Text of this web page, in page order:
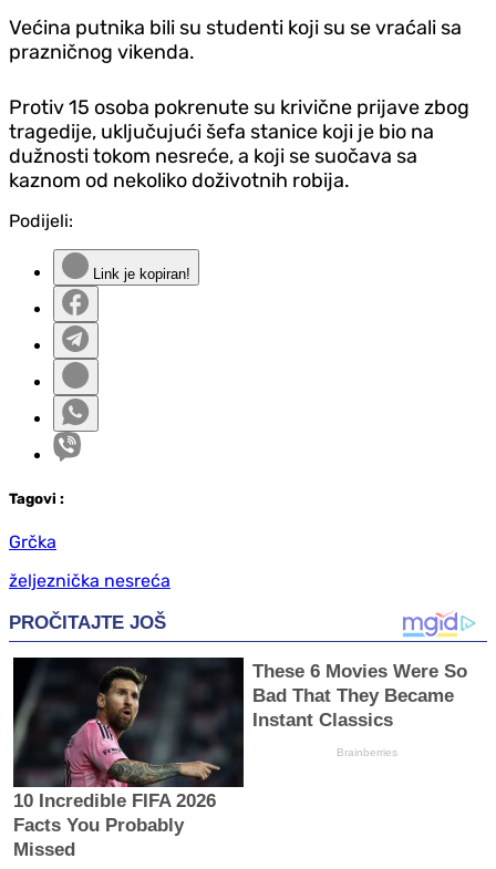
Većina putnika bili su studenti koji su se vraćali sa
prazničnog vikenda.
Protiv 15 osoba pokrenute su krivične prijave zbog
tragedije, uključujući šefa stanice koji je bio na
dužnosti tokom nesreće, a koji se suočava sa
kaznom od nekoliko doživotnih robija.
Podijeli:
Link je kopiran!
Tagovi :
Grčka
željeznička nesreća